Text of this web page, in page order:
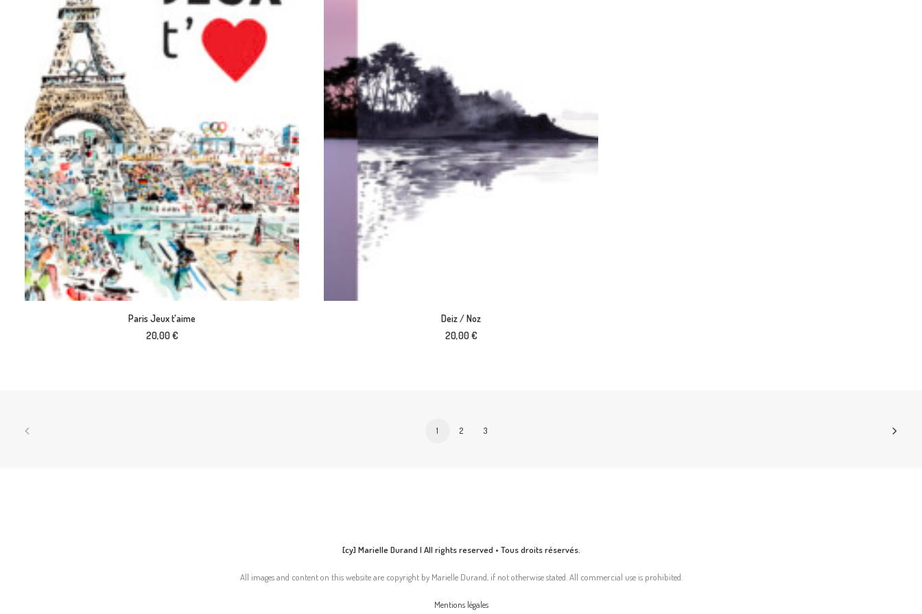
AJOUTER AU PANIER
Paris Jeux t'aime
20,00€
AJOUTER AU PANIER
Deiz / Noz
20,00€
1 2 3
[cy] Marielle Durand | All rights reserved • Tous droits réservés.
All images and content on this website are copyright by Marielle Durand, if not otherwise stated. All commercial use is prohibited.
Mentions légales